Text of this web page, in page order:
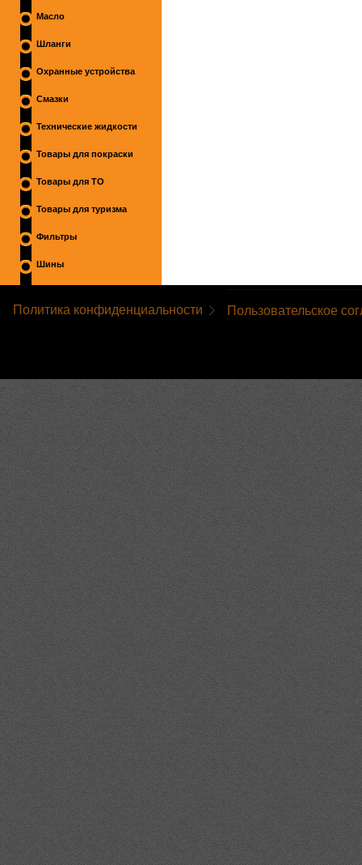
Масло
Шланги
Охранные устройства
Смазки
Технические жидкости
Товары для покраски
Товары для ТО
Товары для туризма
Фильтры
Шины
Политика конфиденциальности Пользовательское